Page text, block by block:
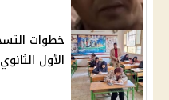
خطوات
الأول الثانوي 2026-2027